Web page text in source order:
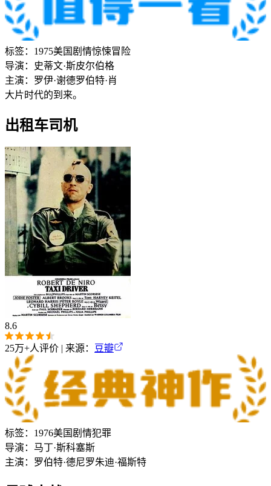
标签： 1975美国 剧情惊悚冒险
导演：
史蒂文·斯皮尔伯格
主演： 罗伊·谢德罗伯特·肖
大片时代的到来。
出租车司机
8.6
25万+人评价 | 来源： 豆瓣
标签： 1976美国 剧情犯罪
导演： 马丁·斯科塞斯
主演： 罗伯特·德尼罗朱迪·福斯特